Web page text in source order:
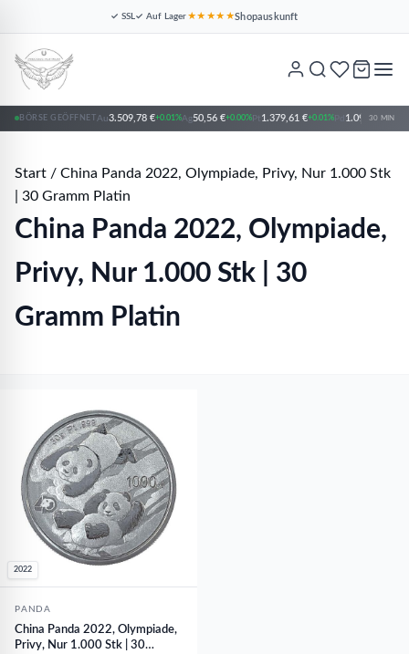
✓ SSL✓ Auf Lager ★★★★★Shopauskunft
BÖRSE GEÖFFNET Au3.509,78 €+0.01%Ag50,56 €+0.00%Pt 1.379,61 €+0.01%Pd 1.094,86 €
30 MIN
Start / China Panda 2022, Olympiade, Privy, Nur 1.000 Stk
| 30 Gramm Platin
China Panda 2022, Olympiade,
Privy, Nur 1.000 Stk | 30
Gramm Platin
2022
PANDA
China Panda 2022, Olympiade,
Privy, Nur 1.000 Stk | 30